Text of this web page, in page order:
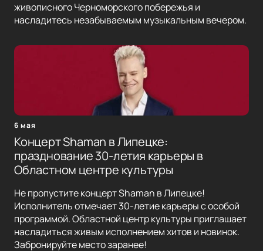
живописного Черноморского побережья и
насладитесь незабываемым музыкальным вечером.
6 мая
Концерт Shaman в Липецке:
празднование 30-летия карьеры в
Областном центре культуры
Не пропустите концерт Shaman в Липецке!
Исполнитель отмечает 30-летие карьеры с особой
программой. Областной центр культуры приглашает
насладиться живым исполнением хитов и новинок.
Забронируйте место заранее!